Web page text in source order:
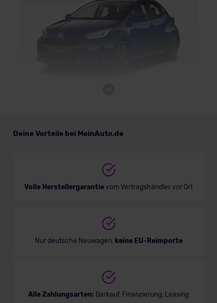
Mini/Kleinwagen
Verkauf startet in Kürze
Deine Vorteile bei MeinAuto.de
Volle Herstellergarantievom Vertragshändler vor Ort
Nur deutsche Neuwagen, keine EU-Reimporte
Alle Zahlungsarten: Barkauf, Finanzierung, Leasing